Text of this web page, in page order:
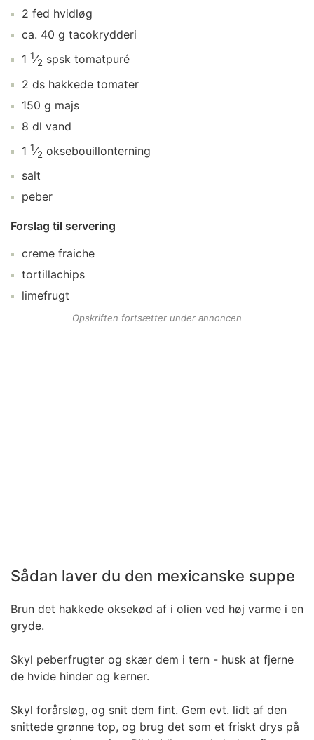
2 fed hvidløg
ca. 40 g tacokrydderi
1 1⁄2 spsk tomatpuré
2 ds hakkede tomater
150 g majs
8 dl vand
1 1⁄2 oksebouillonterning
salt
peber
Forslag til servering
creme fraiche
tortillachips
limefrugt
Opskriften fortsætter under annoncen
Sådan laver du den mexicanske suppe
Brun det hakkede oksekød af i olien ved høj varme i en
gryde.
Skyl peberfrugter og skær dem i tern - husk at fjerne
de hvide hinder og kerner.
Skyl forårsløg, og snit dem fint. Gem evt. lidt af den
snittede grønne top, og brug det som et friskt drys på